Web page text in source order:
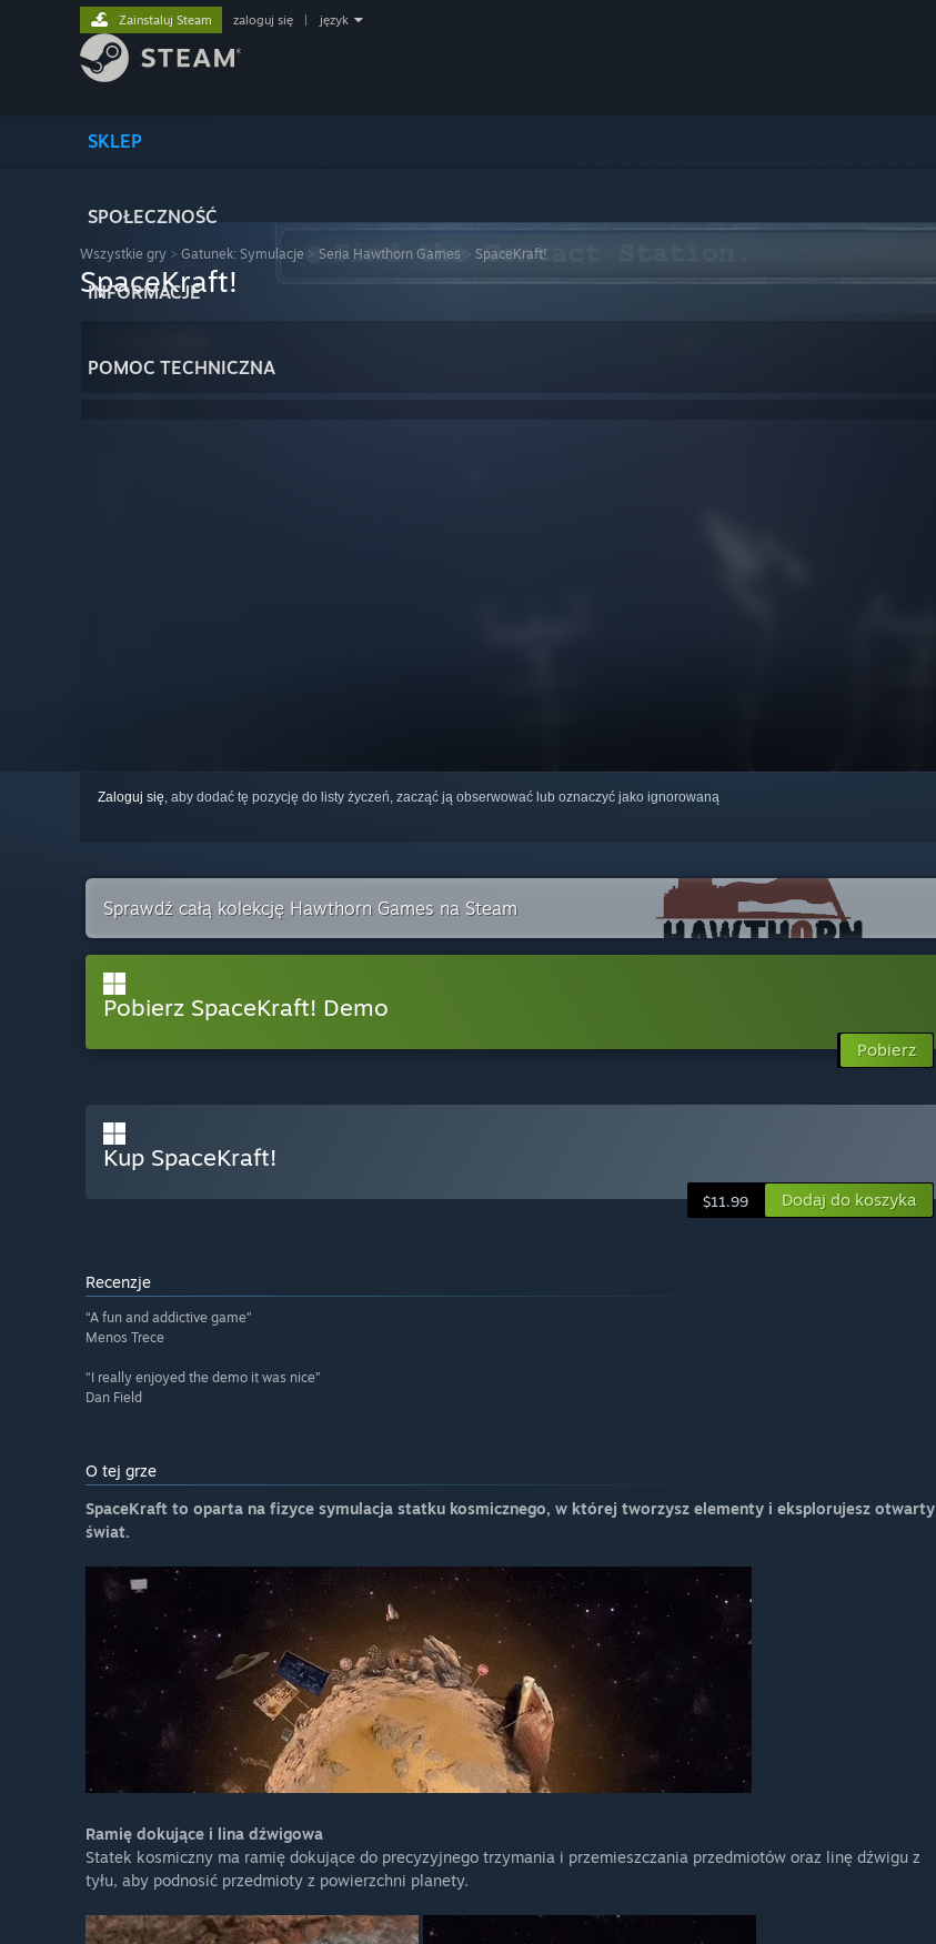
SKLEP
SPOŁECZNOŚĆ
INFORMACJE
POMOC TECHNICZNA
Zainstaluj Steam zaloguj się język
Wszystkie gry > Gatunek: Symulacje > Seria Hawthorn Games > SpaceKraft!
SpaceKraft!
Zaloguj się, aby dodać tę pozycję do listy życzeń, zacząć ją obserwować lub oznaczyć jako ignorowaną
Sprawdź całą kolekcję Hawthorn Games na Steam
Pobierz SpaceKraft! Demo
Pobierz
Kup SpaceKraft!
$11.99 Dodaj do koszyka
Recenzje
“A fun and addictive game”
Menos Trece
“I really enjoyed the demo it was nice”
Dan Field
O tej grze
SpaceKraft to oparta na fizyce symulacja statku kosmicznego, w której tworzysz elementy i eksplorujesz otwarty
świat.
Ramię dokujące i lina dźwigowa
Statek kosmiczny ma ramię dokujące do precyzyjnego trzymania i przemieszczania przedmiotów oraz linę dźwigu z
tyłu, aby podnosić przedmioty z powierzchni planety.